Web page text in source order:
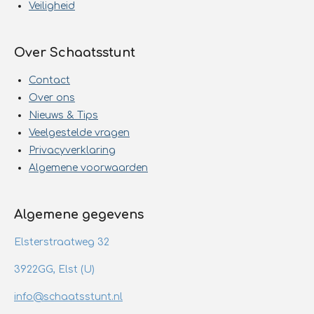
Veiligheid
Over Schaatsstunt
Contact
Over ons
Nieuws & Tips
Veelgestelde vragen
Privacyverklaring
Algemene voorwaarden
Algemene gegevens
Elsterstraatweg 32
3922GG, Elst (U)
info@schaatsstunt.nl